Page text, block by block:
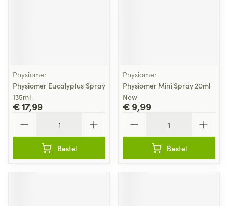
Physiomer
Physiomer Eucalyptus Spray
135ml
€ 17,99
Bestel
Physiomer
Physiomer Mini Spray 20ml
New
€ 9,99
Bestel